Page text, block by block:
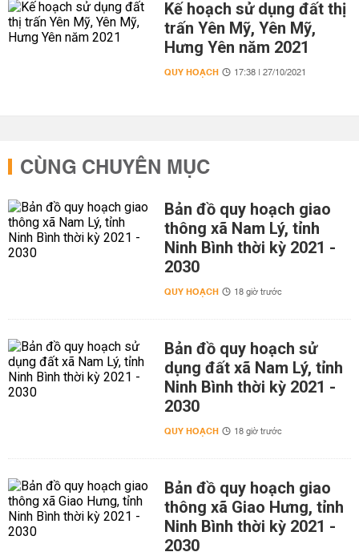
Kế hoạch sử dụng đất thị
trấn Yên Mỹ, Yên Mỹ,
Hưng Yên năm 2021
QUY HOẠCH 17:38 | 27/10/2021
CÙNG CHUYÊN MỤC
Bản đồ quy hoạch giao
thông xã Nam Lý, tỉnh
Ninh Bình thời kỳ 2021 -
2030
QUY HOẠCH 18 giờ trước
Bản đồ quy hoạch sử
dụng đất xã Nam Lý, tỉnh
Ninh Bình thời kỳ 2021 -
2030
QUY HOẠCH 18 giờ trước
Bản đồ quy hoạch giao
thông xã Giao Hưng, tỉnh
Ninh Bình thời kỳ 2021 -
2030